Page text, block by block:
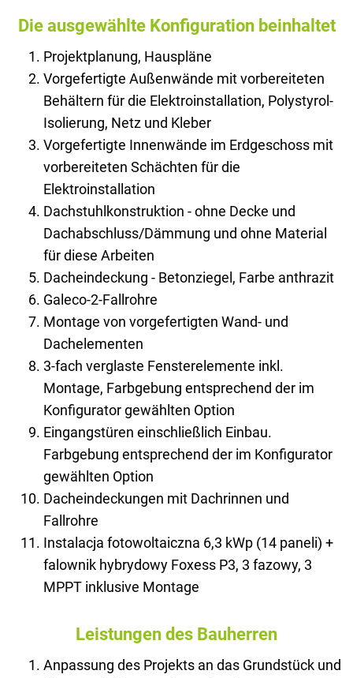
Die ausgewählte Konfiguration beinhaltet
Projektplanung, Hauspläne
Vorgefertigte Außenwände mit vorbereiteten
Behältern für die Elektroinstallation, Polystyrol-
Isolierung, Netz und Kleber
Vorgefertigte Innenwände im Erdgeschoss mit
vorbereiteten Schächten für die
Elektroinstallation
Dachstuhlkonstruktion - ohne Decke und
Dachabschluss/Dämmung und ohne Material
für diese Arbeiten
Dacheindeckung - Betonziegel, Farbe anthrazit
Galeco-2-Fallrohre
Montage von vorgefertigten Wand- und
Dachelementen
3-fach verglaste Fensterelemente inkl.
Montage, Farbgebung entsprechend der im
Konfigurator gewählten Option
Eingangstüren einschließlich Einbau.
Farbgebung entsprechend der im Konfigurator
gewählten Option
Dacheindeckungen mit Dachrinnen und
Fallrohre
Instalacja fotowoltaiczna 6,3 kWp (14 paneli) +
falownik hybrydowy Foxess P3, 3 fazowy, 3
MPPT inklusive Montage
Leistungen des Bauherren
Anpassung des Projekts an das Grundstück und